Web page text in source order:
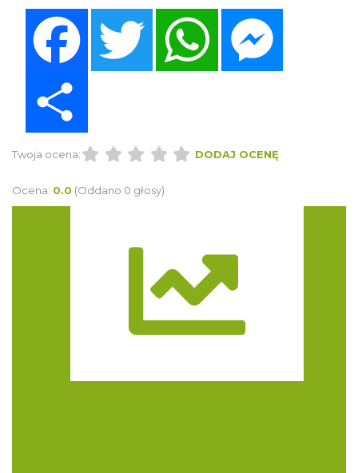
Twitter WhatsApp
Twoja ocena: DODAJ OCENĘ
Ocena: 0.0 (Oddano 0 głosy)